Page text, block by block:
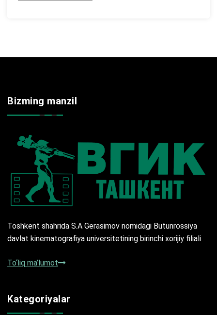
Bizming manzil
Toshkent shahrida S.A Gerasimov nomidagi Butunrossiya
davlat kinematografiya universitetining birinchi xorijiy filiali
To‘liq ma’lumot
Kategoriyalar